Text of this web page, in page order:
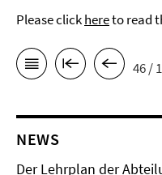
Please clickhereto read
46 /
NEWS
Der Lehrplan der